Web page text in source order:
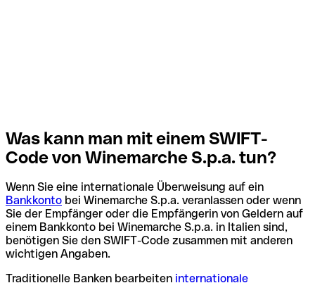
Was kann man mit einem SWIFT-
Code von Winemarche S.p.a. tun?
Wenn Sie eine internationale Überweisung auf ein
Bankkonto bei Winemarche S.p.a. veranlassen oder wenn
Sie der Empfänger oder die Empfängerin von Geldern auf
einem Bankkonto bei Winemarche S.p.a. in Italien sind,
benötigen Sie den SWIFT-Code zusammen mit anderen
wichtigen Angaben.
Traditionelle Banken bearbeiten internationale